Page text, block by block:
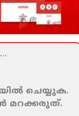
ചെയ്യുക.
മറക്കരുത്‌.